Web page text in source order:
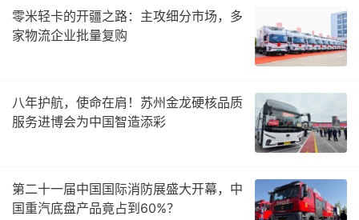
零米轻卡的开疆之路：主攻细分市场，多
家物流企业批量复购
八年护航，使命在肩！苏州金龙硬核品质
服务进博会为中国智造添彩
第二十一届中国国际消防展盛大开幕，中
国重汽底盘产品竟占到60%？